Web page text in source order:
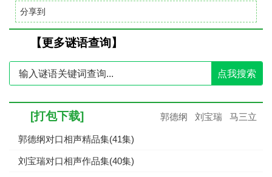
分享到
【更多谜语查询】
点我搜索
[打包下载] 郭德纲 刘宝瑞 马三立
郭德纲对口相声精品集(41集)
刘宝瑞对口相声作品集(40集)